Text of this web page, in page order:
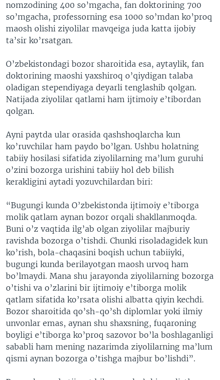
nomzodining 400 so’mgacha, fan doktorining 700
so’mgacha, professorning esa 1000 so’mdan ko’proq
maosh olishi ziyolilar mavqeiga juda katta ijobiy
ta’sir ko’rsatgan.
O’zbekistondagi bozor sharoitida esa, aytaylik, fan
doktorining maoshi yaxshiroq o’qiydigan talaba
oladigan stependiyaga deyarli tenglashib qolgan.
Natijada ziyolilar qatlami ham ijtimoiy e’tibordan
qolgan.
Ayni paytda ular orasida qashshoqlarcha kun
ko’ruvchilar ham paydo bo’lgan. Ushbu holatning
tabiiy hosilasi sifatida ziyolilarning ma’lum guruhi
o’zini bozorga urishini tabiiy hol deb bilish
kerakligini aytadi yozuvchilardan biri:
“Bugungi kunda O’zbekistonda ijtimoiy e’tiborga
molik qatlam aynan bozor orqali shakllanmoqda.
Buni o’z vaqtida ilg’ab olgan ziyolilar majburiy
ravishda bozorga o’tishdi. Chunki risoladagidek kun
ko’rish, bola-chaqasini boqish uchun tabiiyki,
bugungi kunda berilayotgan maosh urvoq ham
bo’lmaydi. Mana shu jarayonda ziyolilarning bozorga
o’tishi va o’zlarini bir ijtimoiy e’tiborga molik
qatlam sifatida ko’rsata olishi albatta qiyin kechdi.
Bozor sharoitida qo’sh-qo’sh diplomlar yoki ilmiy
unvonlar emas, aynan shu shaxsning, fuqaroning
boyligi e’tiborga ko’proq sazovor bo’la boshlaganligi
sababli ham mening nazarimda ziyolilarning ma’lum
qismi aynan bozorga o’tishga majbur bo’lishdi”.